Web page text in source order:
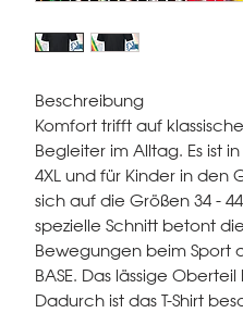
Beschreibung
Komfort trifft auf
Begleiter im Alltag. Es ist
4XL und für Kinder in den
sich auf die Größen 34 -
spezielle Schnitt betont
Bewegungen beim Sport
BASE. Das lässige
Dadurch ist das T-Shirt